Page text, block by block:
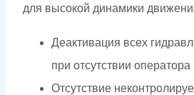
для высокой динамики
Деактивация всех
при отсутствии
Отсутствие